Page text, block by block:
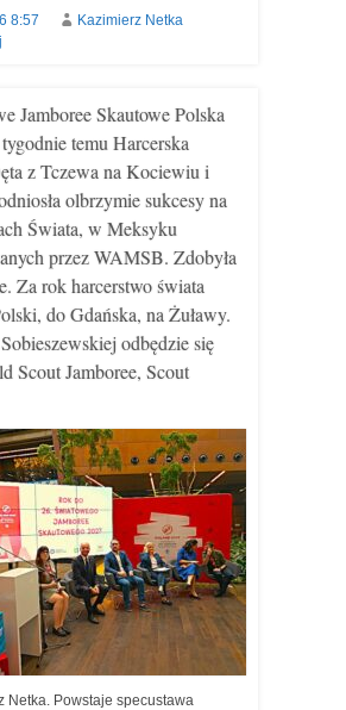
8:57
Kazimierz Netka
Jamboree Skautowe Polska
temu Harcerska
z Tczewa na Kociewiu i
olbrzymie sukcesy na
Świata, w Meksyku
przez WAMSB. Zdobyła
Za rok harcerstwo świata
do Gdańska, na Żuławy.
odbędzie się
Scout Jamboree, Scout
Netka. Powstaje specustawa